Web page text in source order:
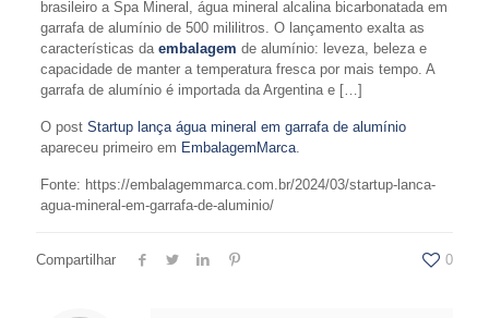
brasileiro a Spa Mineral, água mineral alcalina bicarbonatada em
garrafa de alumínio de 500 mililitros. O lançamento exalta as
características da embalagem de alumínio: leveza, beleza e
capacidade de manter a temperatura fresca por mais tempo. A
garrafa de alumínio é importada da Argentina e […]
O post Startup lança água mineral em garrafa de alumínio
apareceu primeiro em EmbalagemMarca.
Fonte: https://embalagemmarca.com.br/2024/03/startup-lanca-
agua-mineral-em-garrafa-de-aluminio/
Compartilhar 0